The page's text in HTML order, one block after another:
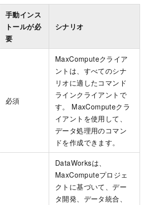
手動インス
トールが必
要
シナリオ
必須
MaxComputeクライア
ントは、すべてのシナ
リオに適したコマンド
ラインクライアントで
す。 MaxComputeクラ
イアントを使用して、
データ処理用のコマン
ドを作成できます。
DataWorksは、
MaxComputeプロジェ
クトに基づいて、デー
タ開発、データ統合、